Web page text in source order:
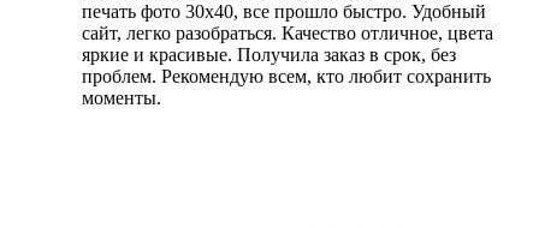
печать фото 30х40, все прошло быстро. Удобный
сайт, легко разобраться. Качество отличное, цвета
яркие и красивые. Получила заказ в срок, без
проблем. Рекомендую всем, кто любит сохранить
моменты.